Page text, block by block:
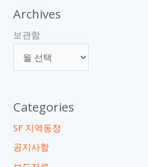
Archives
보관함
Categories
SF 지역동정
공지사항